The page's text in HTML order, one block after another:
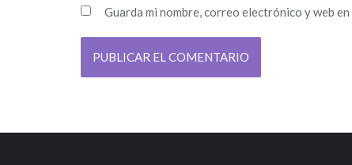
Guarda mi nombre, correo electrónico y web